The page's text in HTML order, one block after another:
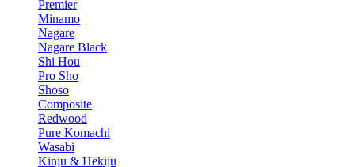
Premier
Minamo
Nagare
Nagare Black
Shi Hou
Pro Sho
Shoso
Composite
Redwood
Pure Komachi
Wasabi
Kinju & Hekiju